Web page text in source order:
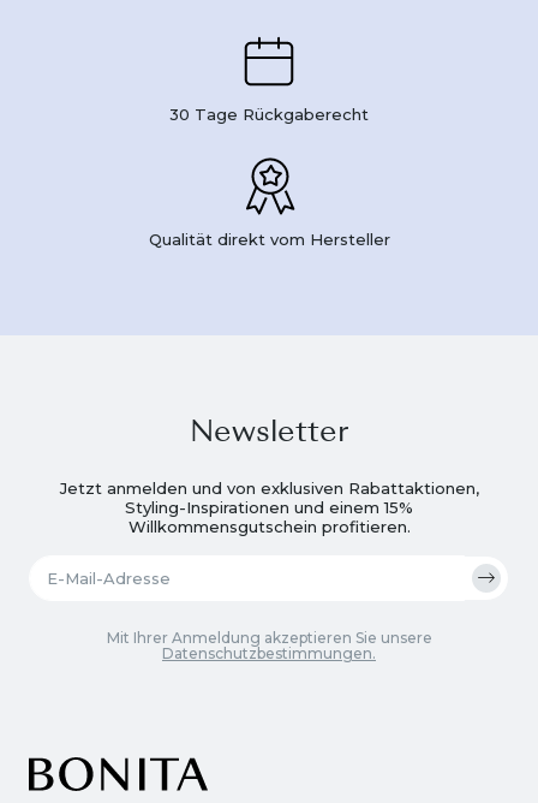
30 Tage Rückgaberecht
Qualität direkt vom Hersteller
Newsletter
Jetzt anmelden und von exklusiven Rabattaktionen,
Styling-Inspirationen und einem 15%
Willkommensgutschein profitieren.
Mit Ihrer Anmeldung akzeptieren Sie unsere
Datenschutzbestimmungen.